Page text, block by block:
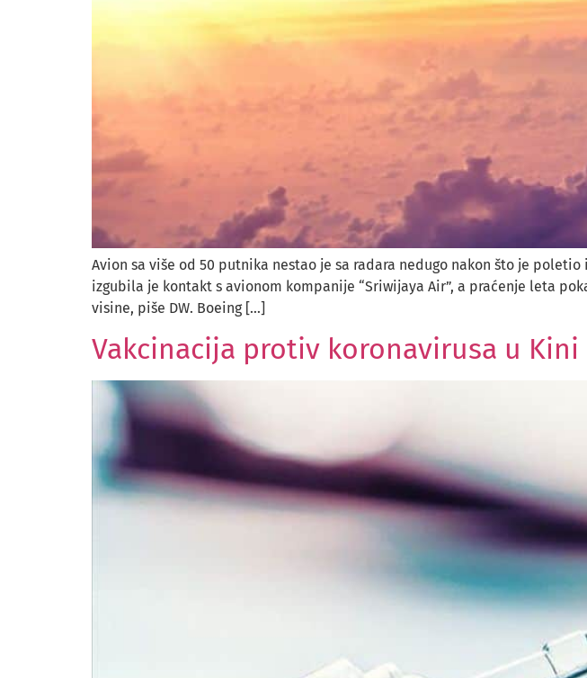
Avion sa više od 50 putnika nestao je sa radara nedugo nakon što je
izgubila je kontakt s avionom kompanije “Sriwijaya Air”, a praćenje leta
visine, piše DW. Boeing […]
Vakcinacija protiv koronavirusa u